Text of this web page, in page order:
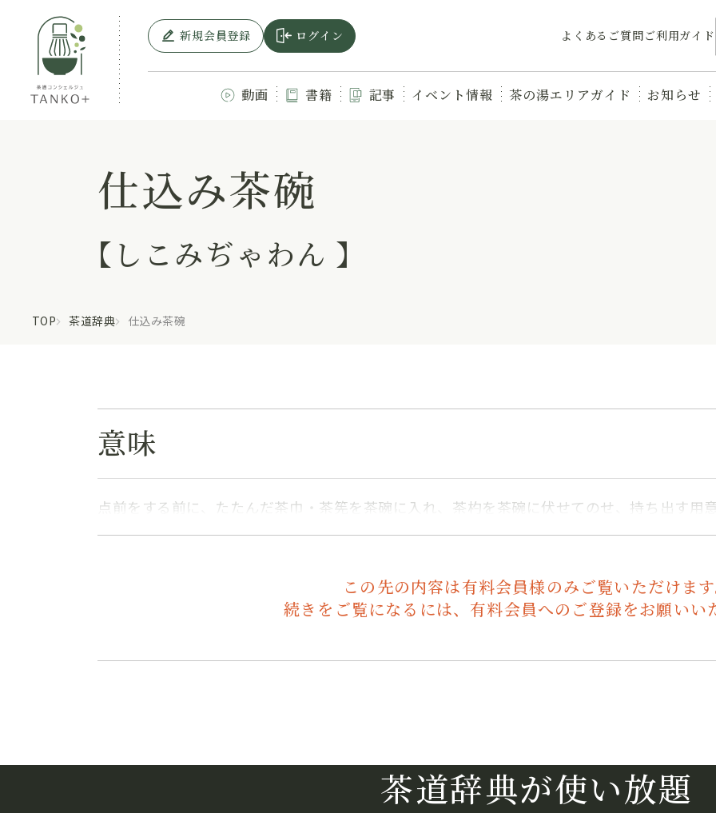
新規会員登録 ログイン よくあるご質問ご利用ガイド
動画 書籍 記事 イベント情報 茶の湯エリアガイド お知らせ
仕込み茶碗
【しこみぢゃわん 】
TOP 茶道辞典 仕込み茶碗
意味
点前をする前に、たたんだ茶巾・茶筅を茶碗に入れ、茶杓を茶碗に伏せてのせ、持ち出す
この先の内容は有料会員様のみご覧いただけま
続きをご覧になるには、有料会員へのご登録をお願いい
茶道辞典が使い放題